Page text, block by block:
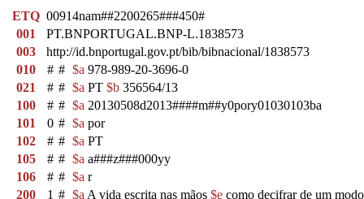
ETQ 00914nam##2200265###450#
001
PT.BNPORTUGAL.BNP-L.1838573
003
http://id.bnportugal.gov.pt/bib/bibnacional/1838573
010
# # $a 978-989-20-3696-0
021
# # $a PT $b 356564/13
100
# # $a 20130508d2013####m##y0pory01030103ba
101
0 # $a por
102
# # $a PT
105
# # $a a###z###000yy
106
# # $a r
200
1 # $a A vida escrita nas mãos $e como decifrar de um